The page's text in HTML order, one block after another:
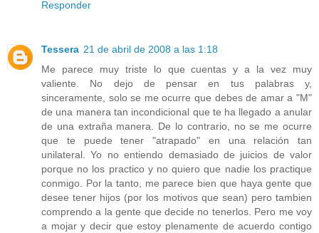
Responder
Tessera 21 de abril de 2008 a las 1:18
Me parece muy triste lo que cuentas y a la vez muy
valiente. No dejo de pensar en tus palabras y,
sinceramente, solo se me ocurre que debes de amar a "M"
de una manera tan incondicional que te ha llegado a anular
de una extraña manera. De lo contrario, no se me ocurre
que te puede tener "atrapado" en una relación tan
unilateral. Yo no entiendo demasiado de juicios de valor
porque no los practico y no quiero que nadie los practique
conmigo. Por la tanto, me parece bien que haya gente que
desee tener hijos (por los motivos que sean) pero tambien
comprendo a la gente que decide no tenerlos. Pero me voy
a mojar y decir que estoy plenamente de acuerdo contigo